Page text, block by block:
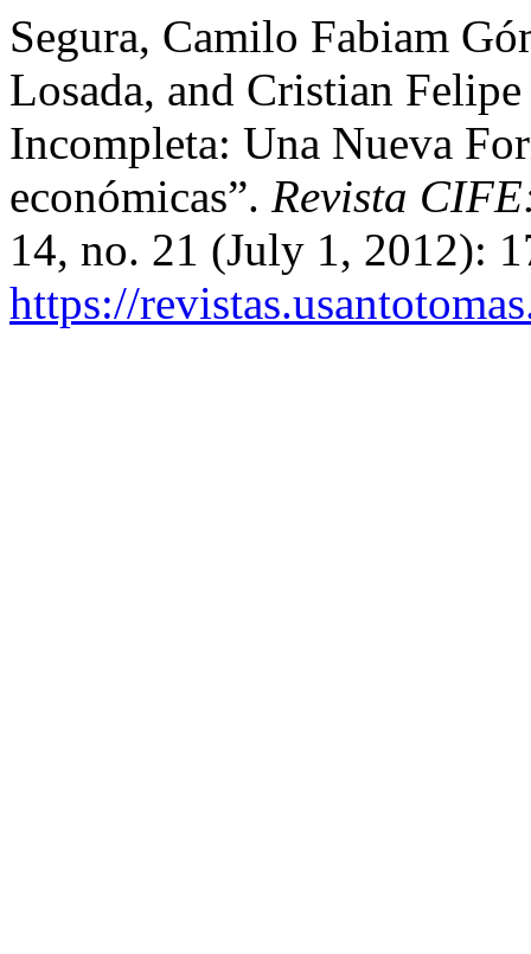
Segura, Camilo Fabiam
Losada, and Cristian
Incompleta: Una Nueva
económicas”. Revista
14, no. 21 (July 1, 2012):
https://